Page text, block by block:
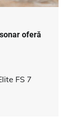
oferă
FS 7